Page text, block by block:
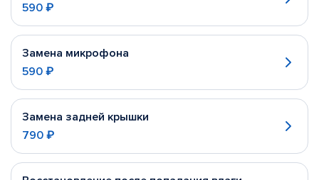
590 ₽
Замена микрофона
590 ₽
Замена задней крышки
790 ₽